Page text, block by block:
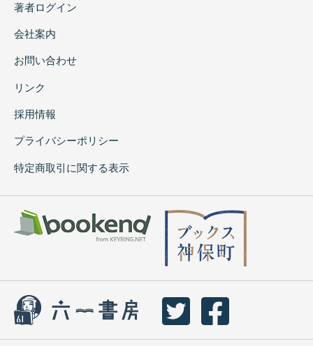
著者ログイン
会社案内
お問い合わせ
リンク
採用情報
プライバシーポリシー
特定商取引に関する表示